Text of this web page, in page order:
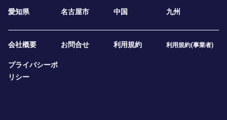
愛知県
名古屋市 中国 九州
会社概要 お問合せ 利用規約 利用規約(事業者)
プライバシーポ
リシー